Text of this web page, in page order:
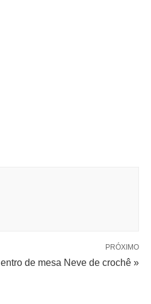
PRÓXIMO
de mesa Neve de crochê »